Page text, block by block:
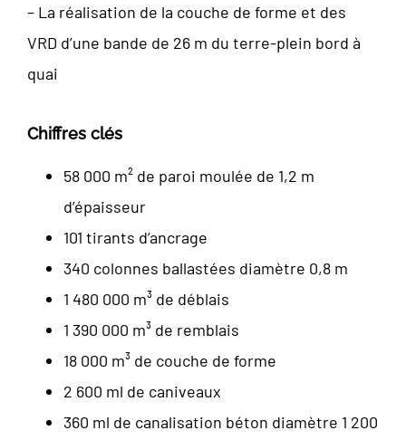
– La réalisation de la couche de forme et des
VRD d’une bande de 26 m du terre-plein bord à
quai
Chiffres clés
58 000 m² de paroi moulée de 1,2 m
d’épaisseur
101 tirants d’ancrage
340 colonnes ballastées diamètre 0,8 m
1 480 000 m³ de déblais
1 390 000 m³ de remblais
18 000 m³ de couche de forme
2 600 ml de caniveaux
360 ml de canalisation béton diamètre 1 200